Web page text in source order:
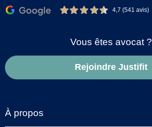
4,7 (541 avis)
Vous êtes avocat ?
Rejoindre Justifit
À propos